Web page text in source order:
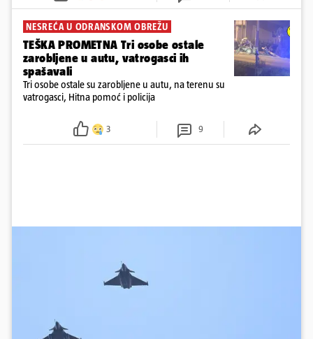
NESREĆA U ODRANSKOM OBREŽU
TEŠKA PROMETNA Tri osobe ostale
zarobljene u autu, vatrogasci ih
spašavali
Tri osobe ostale su zarobljene u autu, na terenu su
vatrogasci, Hitna pomoć i policija
3 9